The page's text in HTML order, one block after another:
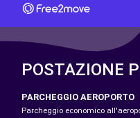
POSTAZIONE
PARCHEGGIO AEROPORTO
Parcheggio economico